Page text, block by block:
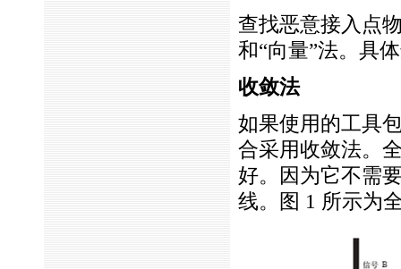
查找恶意接入点
和“向量”法。具
收敛法
如果使用的工具
合采用收敛法。
好。因为它不需
线。图 1 所示为